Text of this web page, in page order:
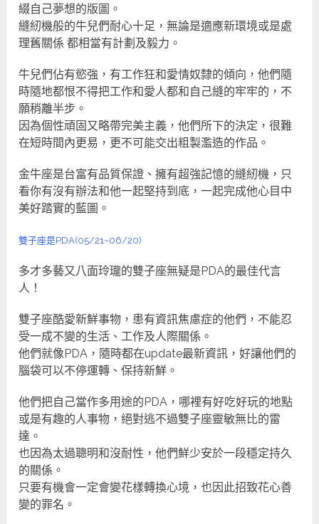
綴自己夢想的版圖。
縫紉機般的牛兒們耐心十足，無論是適應新環境或是處
理舊關係 都相當有計劃及毅力。
牛兒們佔有慾強，有工作狂和愛情奴隸的傾向，他們隨
時隨地都恨不得把工作和愛人都和自己縫的牢牢的，不
願稍離半步。
因為個性頑固又略帶完美主義，他們所下的決定，很難
在短時間內更易，更不可能交出粗製濫造的作品。
金牛座是台富有品質保證、擁有超強記憶的縫紉機，只
看你有沒有辦法和他一起堅持到底，一起完成他心目中
美好踏實的藍圖。
雙子座是PDA(05/21~06/20)
多才多藝又八面玲瓏的雙子座無疑是PDA的最佳代言
人！
雙子座酷愛新鮮事物，患有資訊焦慮症的他們，不能忍
受一成不變的生活、工作及人際關係。
他們就像PDA，隨時都在update最新資訊，好讓他們的
腦袋可以不停運轉、保持新鮮。
他們把自己當作多用途的PDA，哪裡有好吃好玩的地點
或是有趣的人事物，絕對逃不過雙子座靈敏無比的雷
達。
也因為太過聰明和沒耐性，他們鮮少安於一段穩定持久
的關係。
只要有機會一定會變花樣轉換心境，也因此招致花心善
變的罪名。